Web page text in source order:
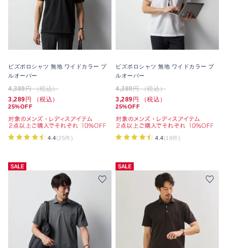
ビズポロシャツ 無地 ワイドカラー プ
ルオーバー
4,389円 （税込）
3,289円 （税込）
25%OFF
4.4(25件)
ビズポロシャツ 無地 ワイドカラー プ
ルオーバー
4,389円 （税込）
3,289円 （税込）
25%OFF
4.4(18件)